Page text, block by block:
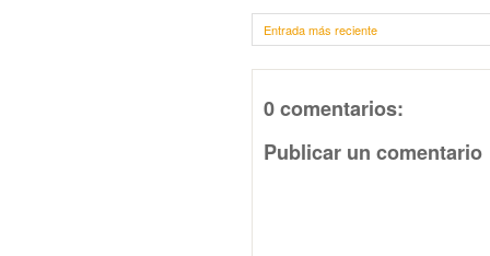
Entrada más reciente
0 comentarios:
Publicar un comentario